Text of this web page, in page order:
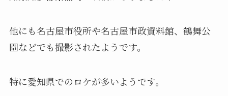
他にも名古屋市役所や名古屋市政資料館、鶴舞公
園などでも撮影されたようです。
特に愛知県でのロケが多いようです。